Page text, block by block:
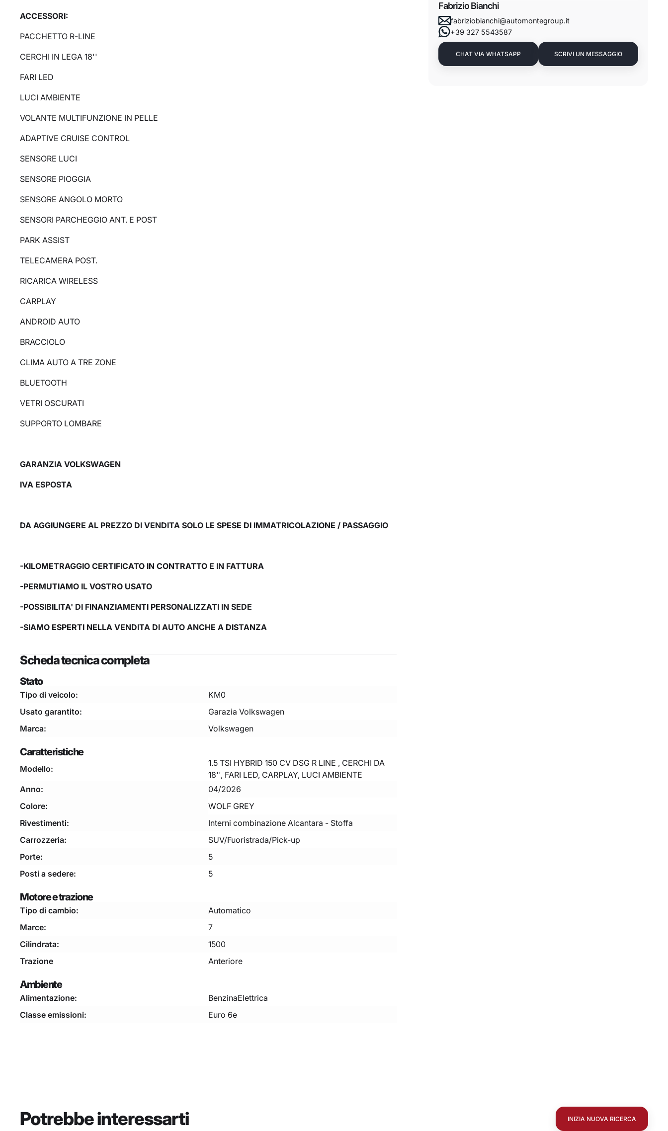
ACCESSORI:
PACCHETTO R-LINE
CERCHI IN LEGA 18''
FARI LED
LUCI AMBIENTE
VOLANTE MULTIFUNZIONE IN PELLE
ADAPTIVE CRUISE CONTROL
SENSORE LUCI
SENSORE PIOGGIA
SENSORE ANGOLO MORTO
SENSORI PARCHEGGIO ANT. E POST
PARK ASSIST
TELECAMERA POST.
RICARICA WIRELESS
CARPLAY
ANDROID AUTO
BRACCIOLO
CLIMA AUTO A TRE ZONE
BLUETOOTH
VETRI OSCURATI
SUPPORTO LOMBARE
GARANZIA VOLKSWAGEN
IVA ESPOSTA
DA AGGIUNGERE AL PREZZO DI VENDITA SOLO LE SPESE DI IMMATRICOLAZIONE / PASSAGGIO
-KILOMETRAGGIO CERTIFICATO IN CONTRATTO E IN FATTURA
-PERMUTIAMO IL VOSTRO USATO
-POSSIBILITA' DI FINANZIAMENTI PERSONALIZZATI IN SEDE
-SIAMO ESPERTI NELLA VENDITA DI AUTO ANCHE A DISTANZA
Scheda tecnica completa
Stato
Tipo di veicolo:
KM0
Usato garantito:
Garazia Volkswagen
Marca:
Volkswagen
Caratteristiche
Modello:
1.5 TSI HYBRID 150 CV DSG R LINE , CERCHI DA
18'', FARI LED, CARPLAY, LUCI AMBIENTE
Anno:
04/2026
Colore:
WOLF GREY
Rivestimenti:
Interni combinazione Alcantara - Stoffa
Carrozzeria:
SUV/Fuoristrada/Pick-up
Porte:
5
Posti a sedere:
5
Motore e trazione
Tipo di cambio:
Automatico
Marce:
7
Cilindrata:
1500
Trazione
Anteriore
Ambiente
Alimentazione: BenzinaElettrica
Classe emissioni:
Euro 6e
Fabrizio Bianchi
fabriziobianchi@automontegroup.it
+39 327 5543587
CHAT VIA WHATSAPP SCRIVI UN MESSAGGIO
Potrebbe interessarti INIZIA NUOVA RICERCA